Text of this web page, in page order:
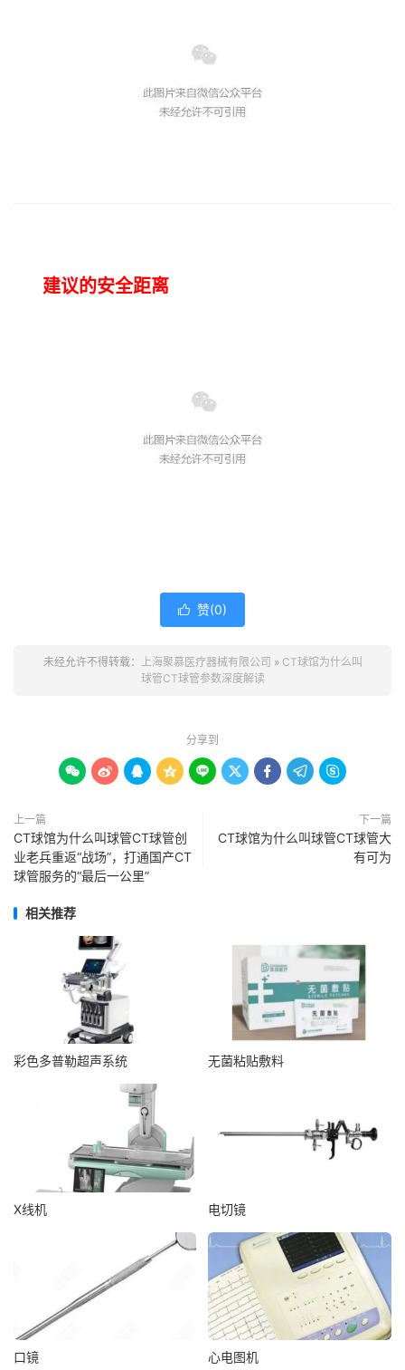
建议的安全距离
 赞(0)
未经允许不得转载： 上海聚慕医疗器械有限公司 » CT球馆为什么叫
球管CT球管参数深度解读
分享到
        
上一篇
CT球馆为什么叫球管CT球管创
业老兵重返“战场”，打通国产CT
球管服务的“最后一公里”
下一篇
CT球馆为什么叫球管CT球管大
有可为
相关推荐
彩色多普勒超声系统 无菌粘贴敷料
X线机 电切镜
口镜 心电图机